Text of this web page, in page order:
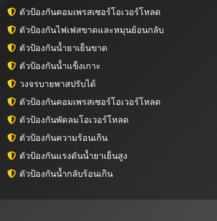
ตัวป้องกันคอมเพรสเซอร์โอเวอร์โหลด
ตัวป้องกันไฟเฟสขาดและหมุนย้อนกลับ
ตัวป้องกันน้ำยาเย็นขาด
ตัวป้องกันน้ำแข็งเกาะ
วงจรบายพาสปรับได้
ตัวป้องกันคอมเพรสเซอร์โอเวอร์โหลด
ตัวป้องกันพัดลมโอเวอร์โหลด
ตัวป้องกันความร้อนเกิน
ตัวป้องกันแรงดันน้ำยาเย็นสูง
ตัวป้องกันน้ำกลับร้อนเกิน